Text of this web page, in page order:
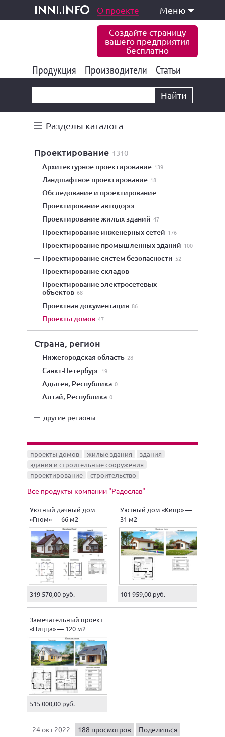
inni.info
и услуги О проекте Меню
Создайте страницу
вашего предприятия
бесплатно
Продукция 177 843
Производители 6 775
Статьи
Найти
Разделы каталога
проектирование 1310
архитектурное проектирование 139
ландшафтное проектирование 18
Обследование и проектирование
проектирование автодорог
проектирование жилых зданий 47
проектирование инженерных сетей 176
проектирование промышленных зданий 100
проектирование систем безопасности 52
проектирование складов
проектирование электросетевых
объектов 68
проектная документация 86
проекты домов 47
Страна, регион
Нижегородская область 28
Санкт-Петербург 19
Адыгея, Республика 0
Алтай, Республика 0
другие регионы
проекты домов жилые здания
здания
здания и строительные сооружения
проектирование
строительство
Все продукты компании "Радослав"
Уютный дачный дом
«Гном» — 66 м2
319 570,00 руб.
Уютный дом «Кипр» —
31 м2
101 959,00 руб.
Замечательный проект
«Ницца» — 120 м2
515 000,00 руб.
24 окт 2022 188 просмотров
Поделиться